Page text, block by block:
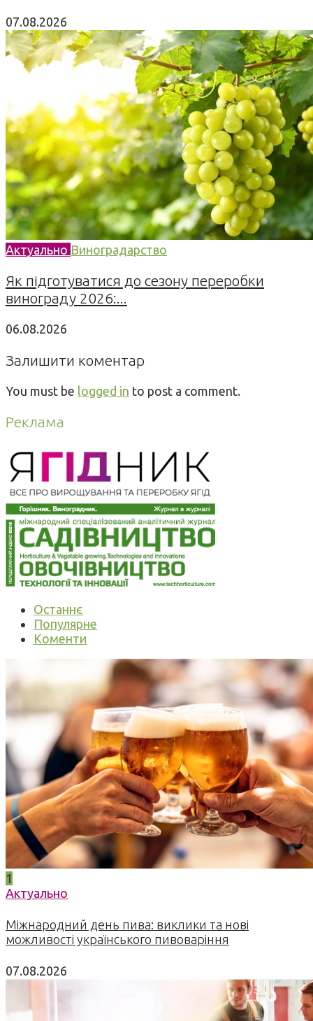
07.08.2026
Актуально Виноградарство
Як підготуватися до сезону переробки
винограду 2026:...
06.08.2026
Залишити коментар
You must be logged in to post a comment.
Реклама
Останнє
Популярне
Коменти
1
Актуально
Міжнародний день пива: виклики та нові
можливості українського пивоваріння
07.08.2026